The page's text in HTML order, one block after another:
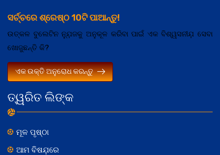
ତ୍ୱରିତ ଲିଙ୍କ
ମୂଳ ପୃଷ୍ଠା
ଆମ ବିଷଯ଼ରେ
ସର୍ଚ୍ଚରେ ଶ୍ରେଷ୍ଠ 10ଟି ପାଆନ୍ତୁ!
ଉତ୍କଳ ବୁଲେଟିନ ନ୍ଯ଼ୁଜକୁ ଅନୁକୂଳ କରିବା ପାଇଁ ଏକ ବିଶ୍ୱସନୀଯ଼ ସେବା
ଖୋଜୁଛନ୍ତି କି?
ଏକ ଉକ୍ତି ଅନୁରୋଧ କରନ୍ତୁ